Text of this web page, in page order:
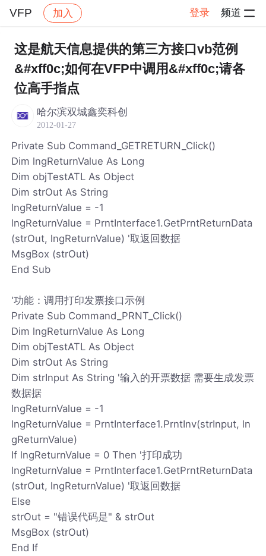
VFP 加入 登录 频道
社区 VFP 帖子详情
这是航天信息提供的第三方接口vb范例
&#xff0c;如何在VFP中调用&#xff0c;请各
位高手指点
哈尔滨双城鑫奕科创
2012-01-27
Private Sub Command_GETRETURN_Click()
Dim lngReturnValue As Long
Dim objTestATL As Object
Dim strOut As String
lngReturnValue = -1
lngReturnValue = PrntInterface1.GetPrntReturnData
(strOut, lngReturnValue) '取返回数据
MsgBox (strOut)
End Sub
'功能：调用打印发票接口示例
Private Sub Command_PRNT_Click()
Dim lngReturnValue As Long
Dim objTestATL As Object
Dim strOut As String
Dim strInput As String '输入的开票数据 需要生成发票
数据据
lngReturnValue = -1
lngReturnValue = PrntInterface1.PrntInv(strInput, ln
gReturnValue)
If lngReturnValue = 0 Then '打印成功
lngReturnValue = PrntInterface1.GetPrntReturnData
(strOut, lngReturnValue) '取返回数据
Else
strOut = "错误代码是" & strOut
MsgBox (strOut)
End If